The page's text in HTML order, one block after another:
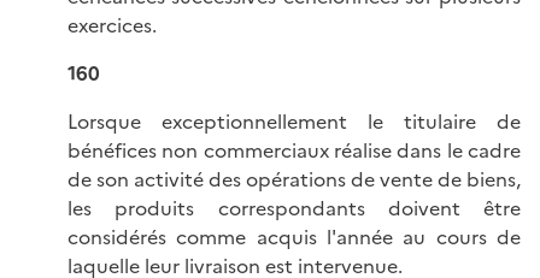
exercices.
160
Lorsque exceptionnellement le titulaire de
bénéfices non commerciaux réalise dans le cadre
de son activité des opérations de vente de biens,
les produits correspondants doivent être
considérés comme acquis l'année au cours de
laquelle leur livraison est intervenue.